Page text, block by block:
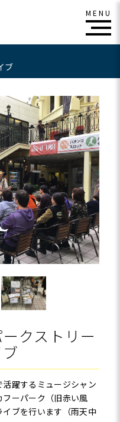
ブ
クストリー
躍するミュージシャン
ーパーク（旧赤い風
ブを行います（雨天中